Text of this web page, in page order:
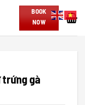
BOOK
NOW
trứng gà